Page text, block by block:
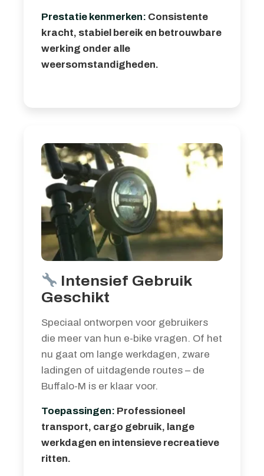
Prestatie kenmerken: Consistente
kracht, stabiel bereik en betrouwbare
werking onder alle
weersomstandigheden.
Intensief Gebruik
Geschikt
Speciaal ontworpen voor gebruikers
die meer van hun e-bike vragen. Of het
nu gaat om lange werkdagen, zware
ladingen of uitdagende routes – de
Buffalo-M is er klaar voor.
Toepassingen: Professioneel
transport, cargo gebruik, lange
werkdagen en intensieve recreatieve
ritten.